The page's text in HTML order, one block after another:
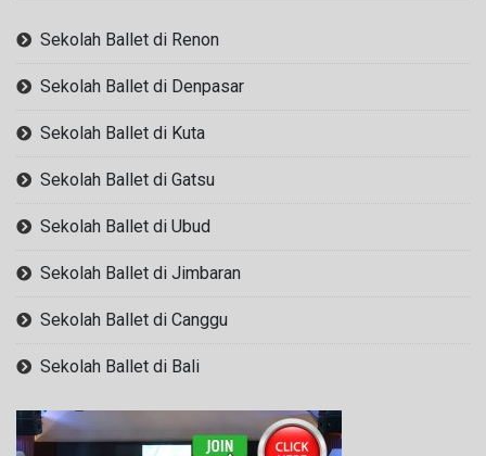
Sekolah Ballet di Renon
Sekolah Ballet di Denpasar
Sekolah Ballet di Kuta
Sekolah Ballet di Gatsu
Sekolah Ballet di Ubud
Sekolah Ballet di Jimbaran
Sekolah Ballet di Canggu
Sekolah Ballet di Bali